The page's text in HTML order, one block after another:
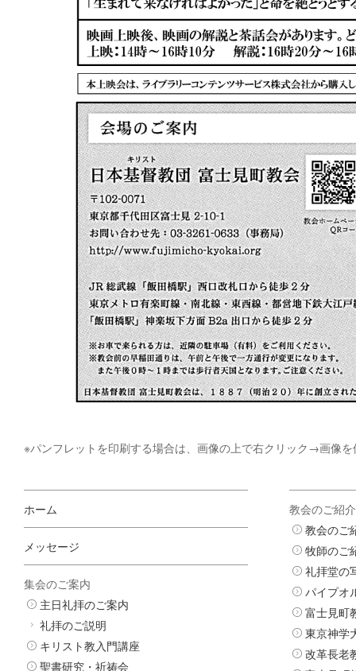
※パンフレットを印刷する場合は、画像の上で右クリック→画像
ホーム
メッセージ
集会のご案内
主日礼拝のご案内
礼拝のご説明
キリスト教入門講座
聖書研究・祈祷会
教会のご紹介
教会のご
牧師のご
礼拝堂の
パイプオ
富士見町
東京神学
改革長老